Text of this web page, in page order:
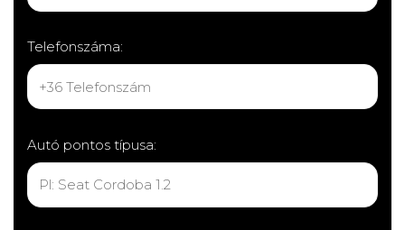
Telefonszáma:
Autó pontos típusa: